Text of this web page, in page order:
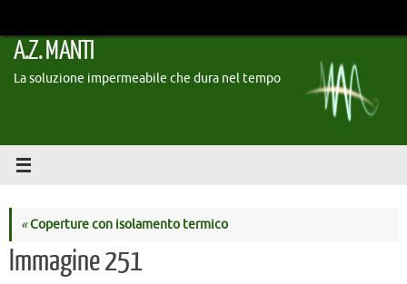
contenuto
A.Z. MANTI
La soluzione impermeabile che dura nel tempo
«Coperture con isolamento termico
Immagine 251